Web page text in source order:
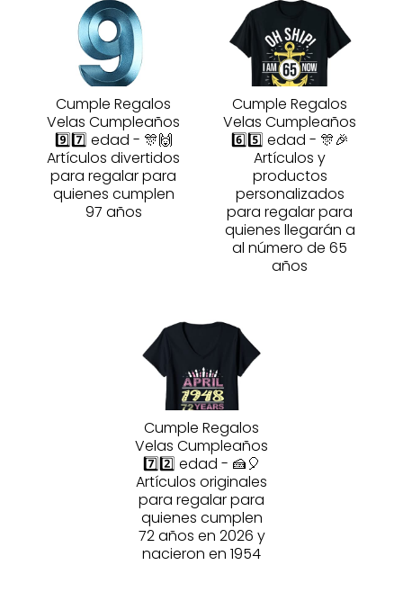
Cumple Regalos
Velas Cumpleaños
9️⃣7️⃣ edad - 🎊🙌
Artículos divertidos
para regalar para
quienes cumplen
97 años
Cumple Regalos
Velas Cumpleaños
6️⃣5️⃣ edad - 🎊🎉
Artículos y
productos
personalizados
para regalar para
quienes llegarán a
al número de 65
años
Cumple Regalos
Velas Cumpleaños
7️⃣2️⃣ edad - 🍰🎈
Artículos originales
para regalar para
quienes cumplen
72 años en 2026 y
nacieron en 1954